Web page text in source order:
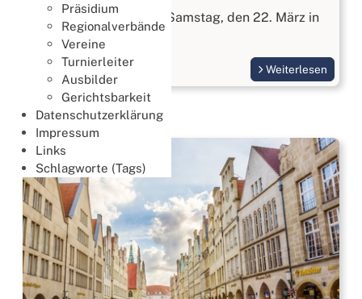
Präsidium
Regionalverbände
Vereine
Turnierleiter
Ausbilder
Gerichtsbarkeit
Datenschutzerklärung
Impressum
Links
Schlagworte (Tags)
Die JHV 2025 fand am Samstag, den 22. März in
Köln statt.
Weiterlesen